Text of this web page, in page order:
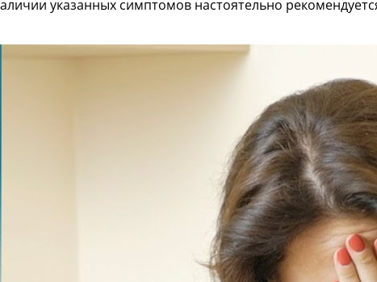
указанных симптомов настоятельно